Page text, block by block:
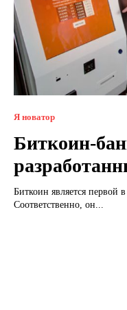
Я новатор
Биткоин-
Биткоин является первой
Соответственно, он...